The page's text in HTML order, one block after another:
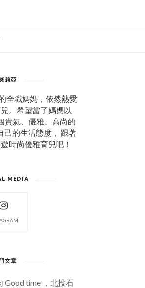
莉亞
全職媽媽，依然熱愛
。希望當了媽媽以
貴氣、優雅、高尚的
己的生活態度， 跟著
時尚優雅育兒吧！
MEDIA
文章
Good time ，北投石